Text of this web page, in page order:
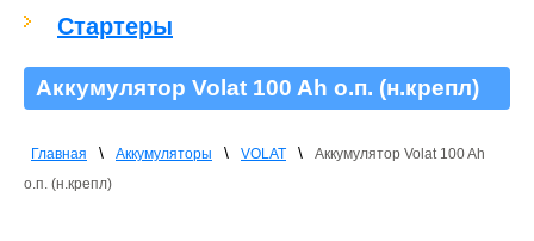
Стартеры
Аккумулятор Volat 100 Ah о.п. (н.крепл)
Главная \ Аккумуляторы \ VOLAT \
Аккумулятор Volat 100 Ah
о.п. (н.крепл)